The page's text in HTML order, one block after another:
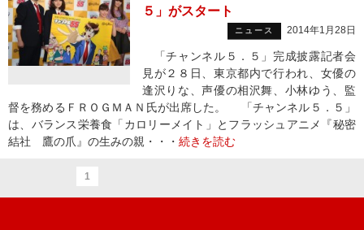
５」がスタート
ニュース 2014年1月28日
「チャンネル５．５」完成披露記者会
見が２８日、東京都内で行われ、女優の
逢沢りな、声優の相沢舞、小林ゆう、監
督を務めるＦＲＯＧＭＡＮ氏が出席した。 「チャンネル５．５」
は、バランス栄養食「カロリーメイト」とフラッシュアニメ『秘密
結社 鷹の爪』の生みの親・・・ 続きを読む
1